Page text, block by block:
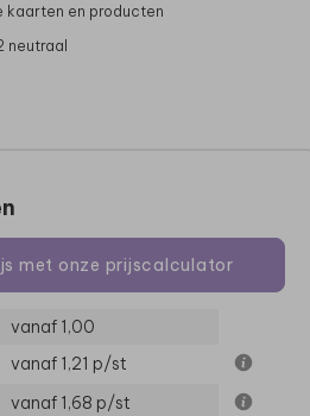
kaarten en producten
neutraal
met onze prijscalculator
vanaf 1,00
vanaf 1,21 p/st
vanaf 1,68 p/st